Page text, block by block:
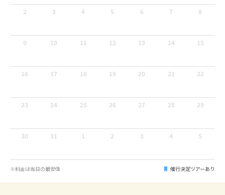
2 3 4 5 6 7 8
9 10 11 12 13 14 15
16 17 18 19 20 21 22
23 24 25 26 27 28 29
30 31 1 2 3 4 5
※料金は当日の最安値 催行決定ツアーあり